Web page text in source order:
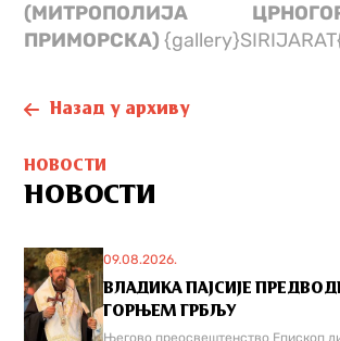
(МИТРОПОЛИЈА
ПРИМОРСКА)
Назад у архиву
НОВОСТИ
НОВОСТИ
09.08.2026.
ВЛАДИКА ПАЈСИЈЕ
ГОРЊЕМ ГРБЉУ
Његово преосвештенство Епископ